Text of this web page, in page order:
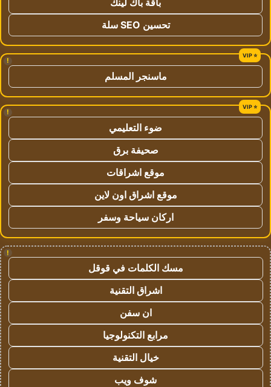
تحسين SEO سلة
!
ماسنجر المسلم
!
ضوء التعليمي
صحيفة برق
موقع اشراقات
موقع اشراق اون لاين
اركان سياحة وسفر
!
مسك الكلمات في قوقل
اشراق التقنية
ان سفن
مرابع التكنولوجيا
خيال التقنية
شوف ويب